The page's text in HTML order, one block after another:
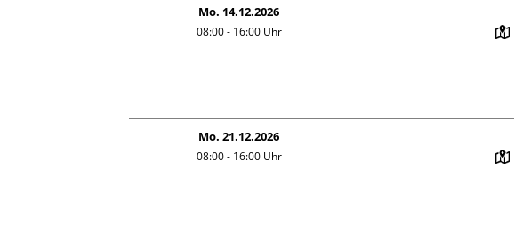
Mo. 14.12.2026
08:00 - 16:00Uhr
Mo. 21.12.2026
08:00 - 16:00Uhr